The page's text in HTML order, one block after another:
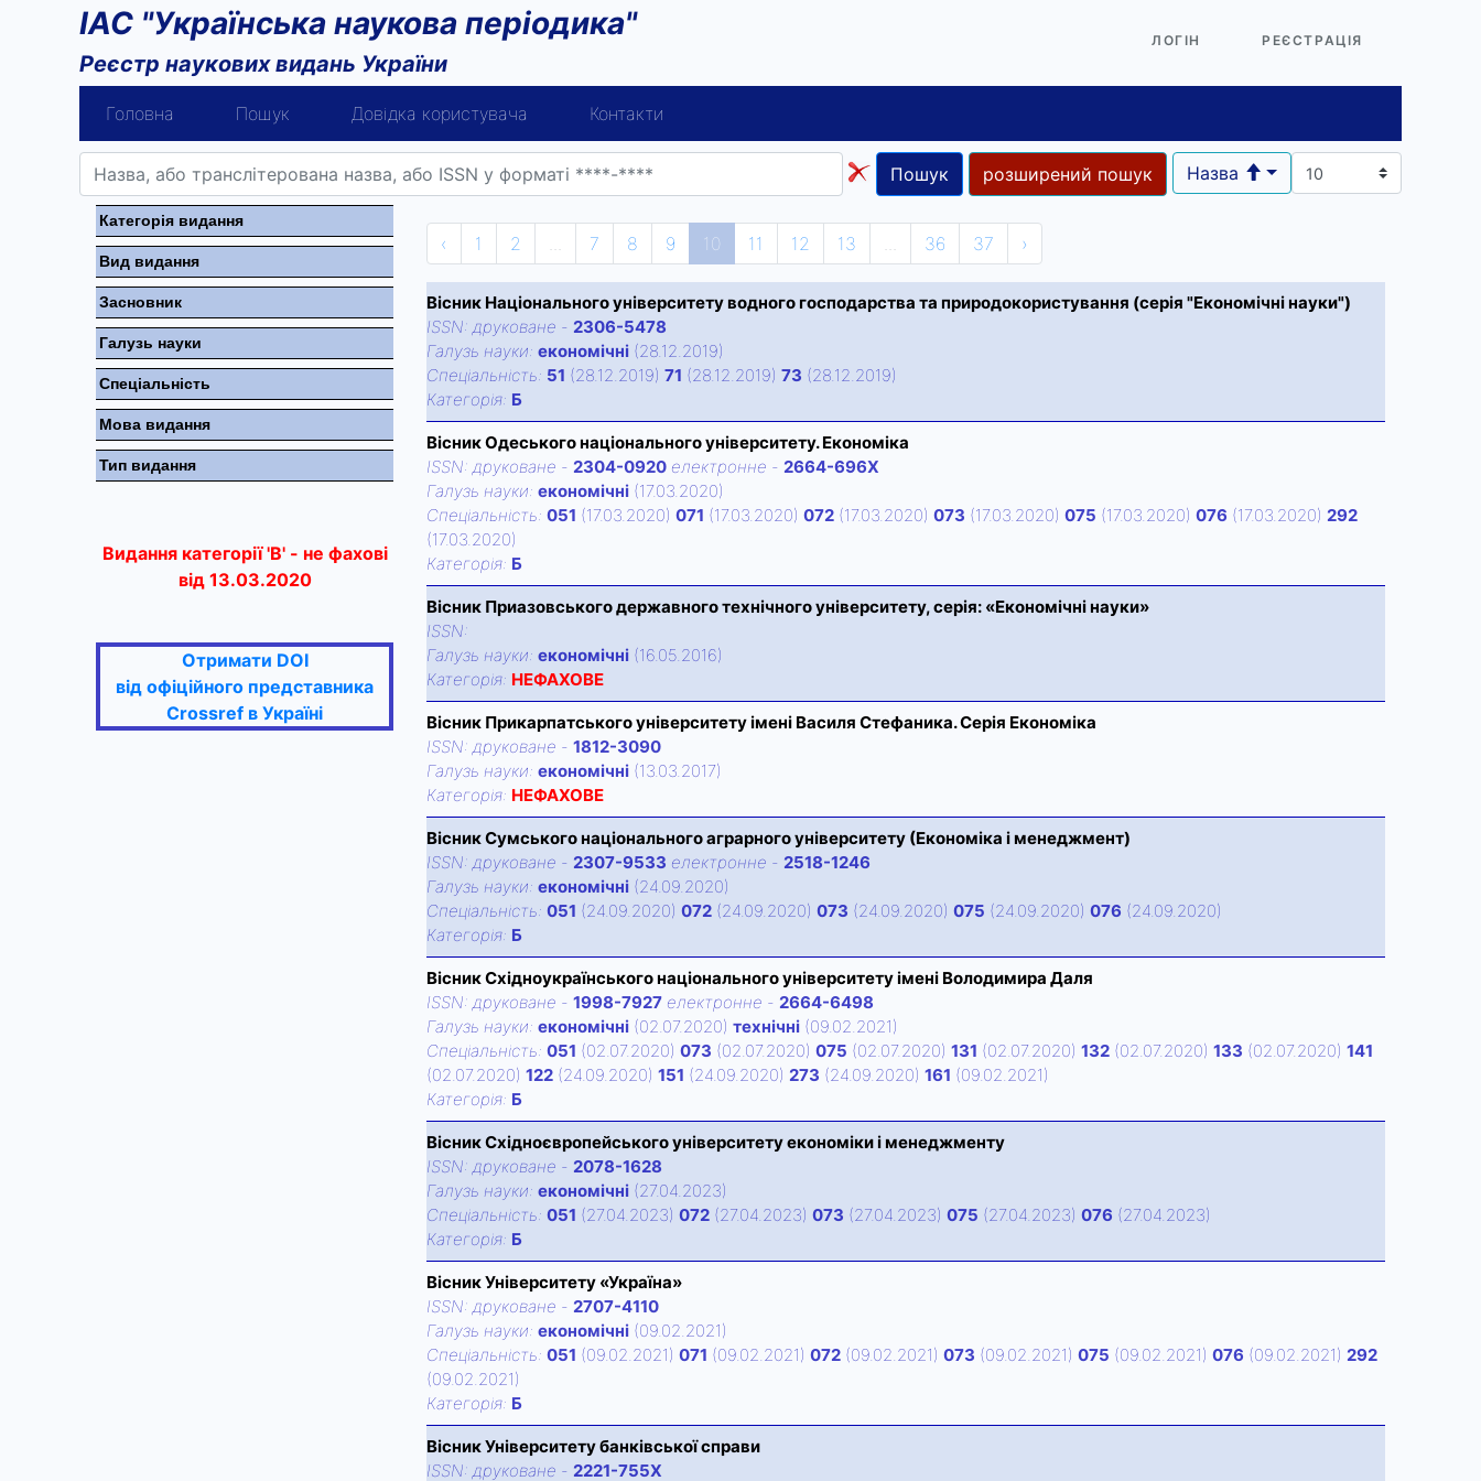
ІАС "Українська наукова періодика"
Реєстр наукових видань України
ЛОГІН РЕЄСТРАЦІЯ
Головна Пошук Довідка користувача Контакти
Пошук розширений пошук Назва
Категорiя видання
Вид видання
Засновник
Галузь науки
Спецiальнiсть
Мова видання
Тип видання
Видання категорії 'В' - не фахові
від 13.03.2020
Отримати DOI
від офіційного представника
Crossref в Україні
‹ 1 2 7 8 9 10 11 12 13 36 37 ›
Вісник Національного університету водного господарства та природокористування (серія "Економічні науки")
ISSN: друковане - 2306-5478
Галузь науки: економічні (28.12.2019)
Спецiальнiсть: 51 (28.12.2019) 71 (28.12.2019) 73 (28.12.2019)
Категорiя: Б
Вісник Одеського національного університету. Економіка
ISSN: друковане - 2304-0920 електронне - 2664-696X
Галузь науки: економічні (17.03.2020)
Спецiальнiсть: 051 (17.03.2020) 071 (17.03.2020) 072 (17.03.2020) 073 (17.03.2020) 075 (17.03.2020) 076 (17.03.2020) 292
(17.03.2020)
Категорiя: Б
Вісник Приазовського державного технічного університету, серія: «Економічні науки»
ISSN:
Галузь науки: економічні (16.05.2016)
Категорiя: НЕФАХОВЕ
Вісник Прикарпатського університету імені Василя Стефаника. Серія Економіка
ISSN: друковане - 1812-3090
Галузь науки: економічні (13.03.2017)
Категорiя: НЕФАХОВЕ
Вісник Сумського національного аграрного університету (Економіка і менеджмент)
ISSN: друковане - 2307-9533 електронне - 2518-1246
Галузь науки: економічні (24.09.2020)
Спецiальнiсть: 051 (24.09.2020) 072 (24.09.2020) 073 (24.09.2020) 075 (24.09.2020) 076 (24.09.2020)
Категорiя: Б
Вісник Східноукраїнського національного університету імені Володимира Даля
ISSN: друковане - 1998-7927 електронне - 2664-6498
Галузь науки: економічні (02.07.2020) технічні (09.02.2021)
Спецiальнiсть: 051 (02.07.2020) 073 (02.07.2020) 075 (02.07.2020) 131 (02.07.2020) 132 (02.07.2020) 133 (02.07.2020) 141
(02.07.2020) 122 (24.09.2020) 151 (24.09.2020) 273 (24.09.2020) 161 (09.02.2021)
Категорiя: Б
Вісник Східноєвропейського університету економіки і менеджменту
ISSN: друковане - 2078-1628
Галузь науки: економічні (27.04.2023)
Спецiальнiсть: 051 (27.04.2023) 072 (27.04.2023) 073 (27.04.2023) 075 (27.04.2023) 076 (27.04.2023)
Категорiя: Б
Вісник Університету «Україна»
ISSN: друковане - 2707-4110
Галузь науки: економічні (09.02.2021)
Спецiальнiсть: 051 (09.02.2021) 071 (09.02.2021) 072 (09.02.2021) 073 (09.02.2021) 075 (09.02.2021) 076 (09.02.2021) 292
(09.02.2021)
Категорiя: Б
Вісник Університету банківської справи
ISSN: друковане - 2221-755X